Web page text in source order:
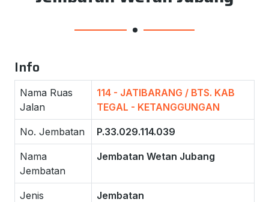
Info
Nama Ruas
Jalan
114 - JATIBARANG / BTS. KAB
TEGAL - KETANGGUNGAN
No. Jembatan P.33.029.114.039
Nama
Jembatan
Jembatan Wetan Jubang
Jenis Jembatan